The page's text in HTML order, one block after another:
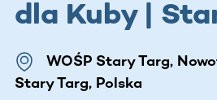
dla Kuby |
WOŚP Stary Targ,
Stary Targ, Polska